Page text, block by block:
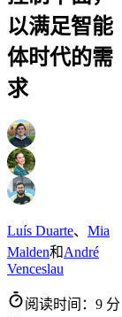
以满足智能
体时代的需
求
Luís Duarte、 Mia
Malden和André
Venceslau
阅读时间：9 分